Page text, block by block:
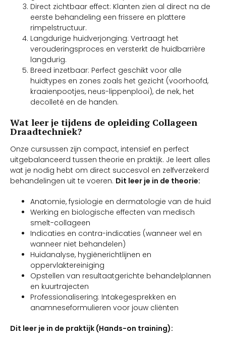
Direct zichtbaar effect: Klanten zien al direct na de
eerste behandeling een frissere en plattere
rimpelstructuur.
Langdurige huidverjonging: Vertraagt het
verouderingsproces en versterkt de huidbarrière
langdurig.
Breed inzetbaar: Perfect geschikt voor alle
huidtypes en zones zoals het gezicht (voorhoofd,
kraaienpootjes, neus-lippenplooi), de nek, het
decolleté en de handen.
Wat leer je tijdens de opleiding Collageen
Draadtechniek?
Onze cursussen zijn compact, intensief en perfect
uitgebalanceerd tussen theorie en praktijk. Je leert alles
wat je nodig hebt om direct succesvol en zelfverzekerd
behandelingen uit te voeren. Dit leer je in de theorie:
Anatomie, fysiologie en dermatologie van de huid
Werking en biologische effecten van medisch
smelt-collageen
Indicaties en contra-indicaties (wanneer wel en
wanneer niet behandelen)
Huidanalyse, hygiënerichtlijnen en
oppervlaktereiniging
Opstellen van resultaatgerichte behandelplannen
en kuurtrajecten
Professionalisering: Intakegesprekken en
anamneseformulieren voor jouw cliënten
Dit leer je in de praktijk (Hands-on training):